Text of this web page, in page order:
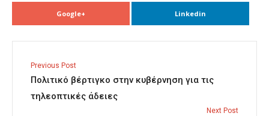
Google+ Linkedin
Previous Post
Πολιτικό βέρτιγκο στην κυβέρνηση για τις
τηλεοπτικές άδειες
Next Post